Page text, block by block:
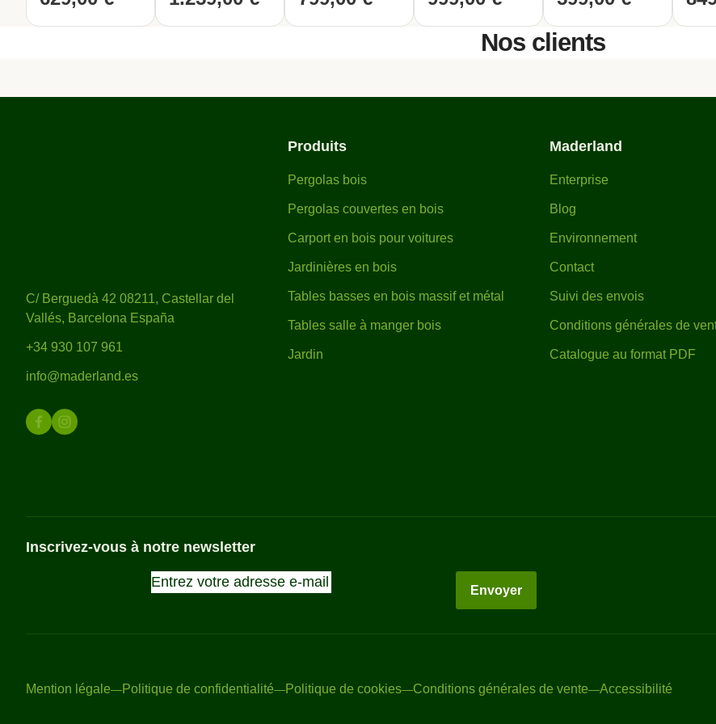
Cette pergola de jardin est livrée avec sa visserie spécifique pour le bois et un manuel
environ une heure à deux personnes. Une
Nos clients
C/ Berguedà 42 08211, Castellar del
Vallés, Barcelona España
+34 930 107 961
info@maderland.es
Produits
Pergolas bois
Pergolas couvertes en bois
Carport en bois pour voitures
Jardinières en bois
Tables basses en bois massif et métal
Tables salle à manger bois
Jardin
Maderland
Enterprise
Blog
Environnement
Contact
Suivi des envois
Conditions générales de
Catalogue au format PDF
Inscrivez-vous à notre newsletter
Envoyer
Mention légale Politique de confidentialité Politique de cookies Conditions générales de vente Accessibilité